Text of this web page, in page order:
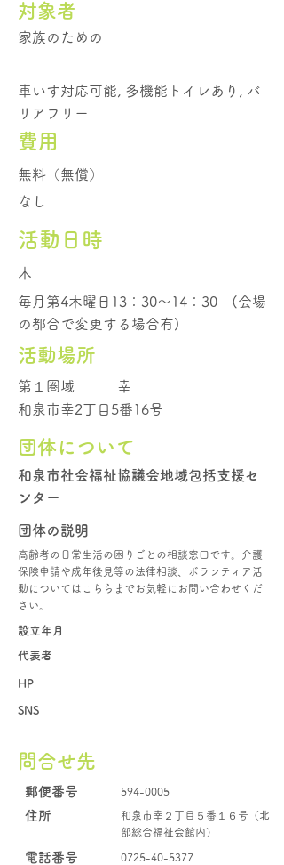
​対象者
家族のための
車いす対応可能, 多機能トイレあり, バ
リアフリー
費用
無料（無償）
なし
活動日時
木
毎月第4木曜日13：30～14：30 (会場
の都合で変更する場合有)
活動場所
第１圏域
幸
和泉市幸2丁目5番16号
団体について
和泉市社会福祉協議会地域包括支援セ
ンター
団体の説明
高齢者の日常生活の困りごとの相談窓口です。介護
保険申請や成年後見等の法律相談、ボランティア活
動についてはこちらまでお気軽にお問い合わせくだ
さい。
設立年月
代表者
HP
SNS
問合せ先
郵便番号 594-0005
住所
和泉市幸２丁目５番１６号（北
部総合福祉会館内）
電話番号 0725-40-5377